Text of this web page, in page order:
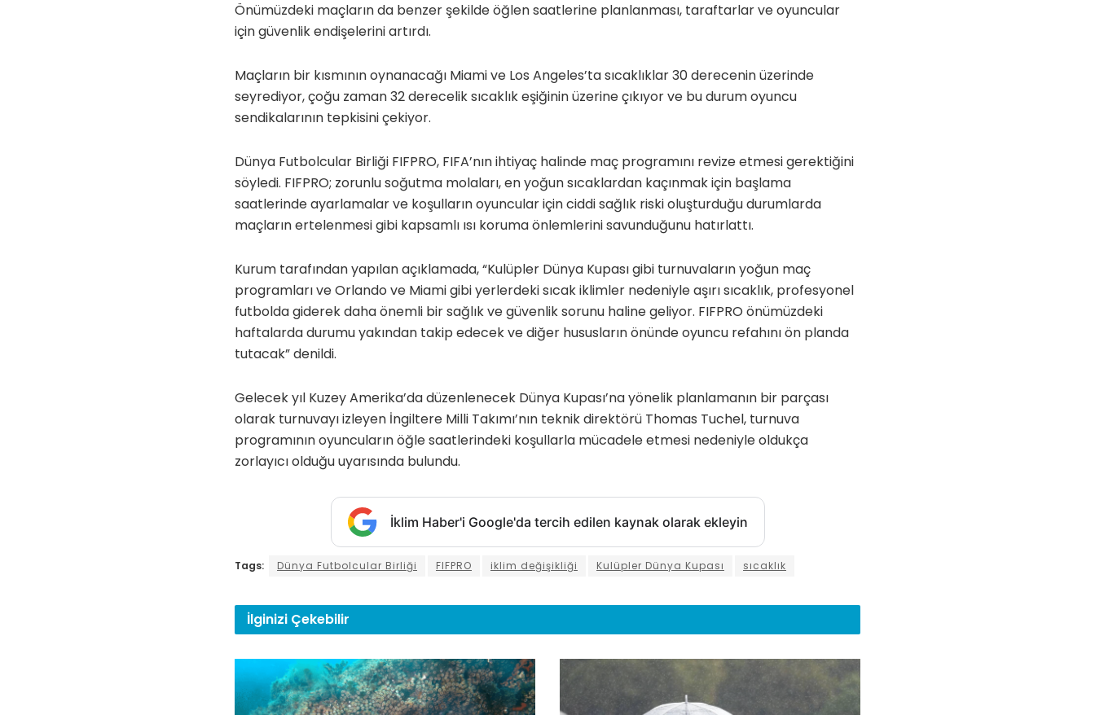
Önümüzdeki maçların da benzer şekilde öğlen saatlerine planlanması, taraftarlar ve oyuncular
için güvenlik endişelerini artırdı.
Maçların bir kısmının oynanacağı Miami ve Los Angeles’ta sıcaklıklar 30 derecenin üzerinde
seyrediyor, çoğu zaman 32 derecelik sıcaklık eşiğinin üzerine çıkıyor ve bu durum oyuncu
sendikalarının tepkisini çekiyor.
Dünya Futbolcular Birliği FIFPRO, FIFA’nın ihtiyaç halinde maç programını revize etmesi gerektiğini
söyledi. FIFPRO; zorunlu soğutma molaları, en yoğun sıcaklardan kaçınmak için başlama
saatlerinde ayarlamalar ve koşulların oyuncular için ciddi sağlık riski oluşturduğu durumlarda
maçların ertelenmesi gibi kapsamlı ısı koruma önlemlerini savunduğunu hatırlattı.
Kurum tarafından yapılan açıklamada, “Kulüpler Dünya Kupası gibi turnuvaların yoğun maç
programları ve Orlando ve Miami gibi yerlerdeki sıcak iklimler nedeniyle aşırı sıcaklık, profesyonel
futbolda giderek daha önemli bir sağlık ve güvenlik sorunu haline geliyor. FIFPRO önümüzdeki
haftalarda durumu yakından takip edecek ve diğer hususların önünde oyuncu refahını ön planda
tutacak” denildi.
Gelecek yıl Kuzey Amerika’da düzenlenecek Dünya Kupası’na yönelik planlamanın bir parçası
olarak turnuvayı izleyen İngiltere Milli Takımı’nın teknik direktörü Thomas Tuchel, turnuva
programının oyuncuların öğle saatlerindeki koşullarla mücadele etmesi nedeniyle oldukça
zorlayıcı olduğu uyarısında bulundu.
İklim Haber'i Google'da tercih edilen kaynak olarak ekleyin
Tags: Dünya Futbolcular Birliği FIFPRO iklim değişikliği Kulüpler Dünya Kupası sıcaklık
İlginizi Çekebilir